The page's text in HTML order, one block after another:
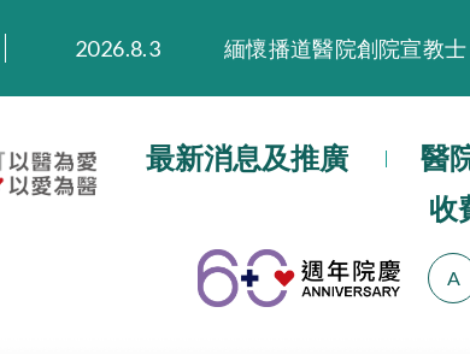
2026.8.3
緬懷播道醫院創院宣教
2025.9.23
2025.8.4
播道醫院體檢服務獲客
播道醫院手機App已推
最新消息及推廣 醫
收
A